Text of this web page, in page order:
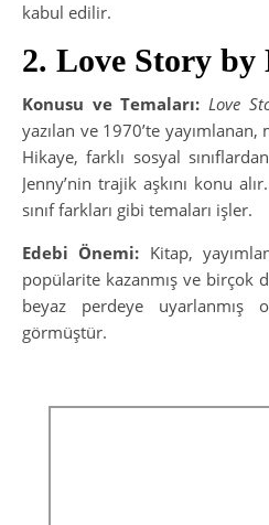
kabul edilir.
2. Love Story by
Konusu ve Temaları: Love
yazılan ve 1970’te
Hikaye, farklı sosyal
Jenny’nin trajik aşkını konu
sınıf farkları gibi temaları işler.
Edebi Önemi: Kitap,
popülarite kazanmış ve birçok
beyaz perdeye
görmüştür.